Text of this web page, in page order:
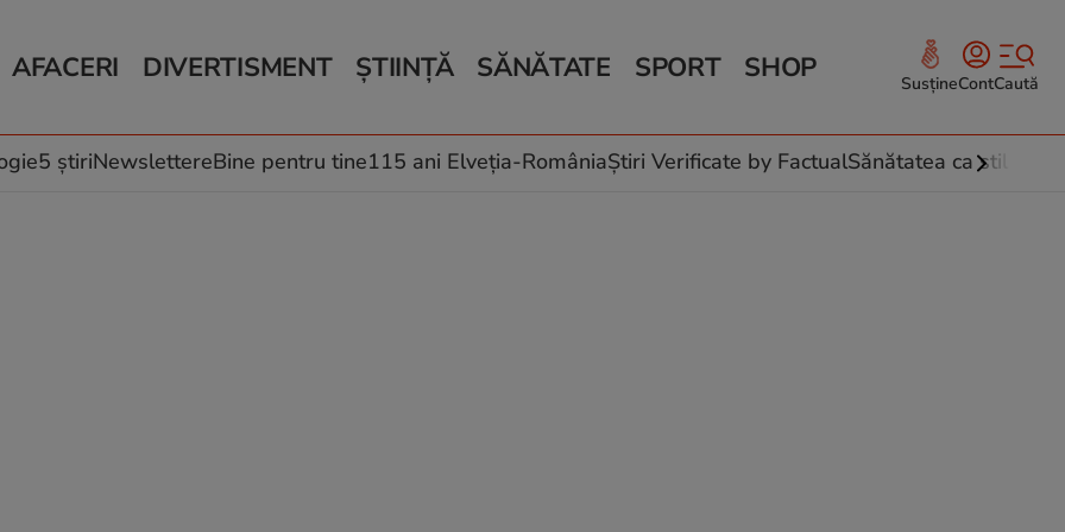
AFACERI
Auto
Locuri de muncă
DIVERTISMENT
Horoscop
Muzică și Filme
ȘTIINȚĂ
Schimbări climatice
SĂNĂTATE
Relații
Rețete culinare
SPORT SHOP SusțineContCaută
5 știriNewslettereBine pentru tine115 ani Elveția-RomâniaȘtiri Verificate by FactualSănătatea ca stil de